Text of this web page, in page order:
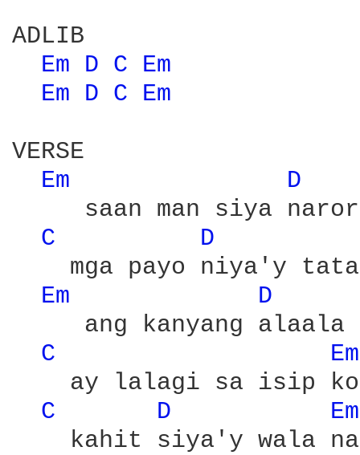
ADLIB
Em D C Em
Em D C Em
VERSE
Em
D
saan man siya
C
D
mga payo niya'y
Em
D
     ang kanyang alaala
C
    ay lalagi sa isip ko
C
D
    kahit siya'y wala na